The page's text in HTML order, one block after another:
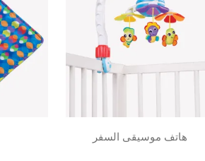
هاتف موسيقى السفر